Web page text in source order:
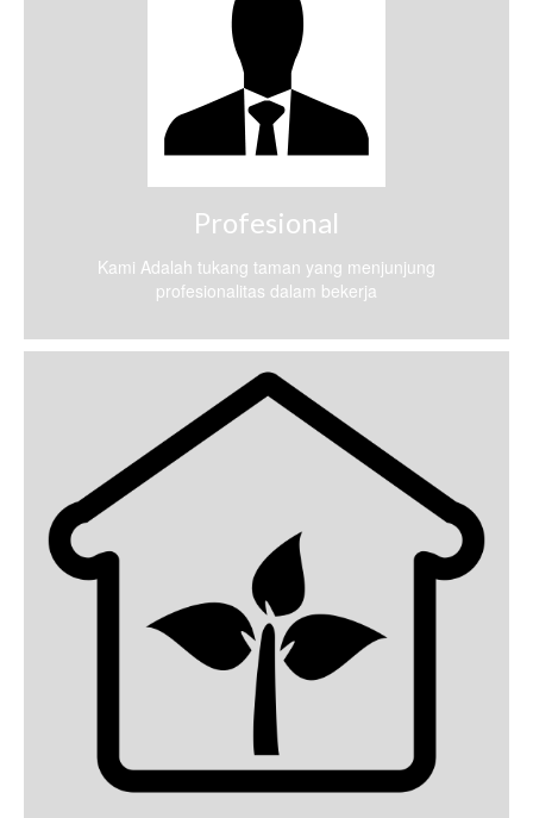
Profesional
Kami Adalah tukang taman yang menjunjung
profesionalitas dalam bekerja